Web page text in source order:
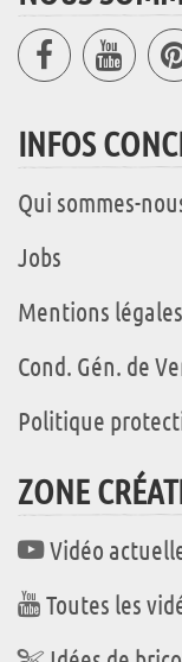
INFOS
Qui sommes-
Jobs
Mentions légales
Cond. Gén. de
Politique
ZONE
Vidéo
Toutes les